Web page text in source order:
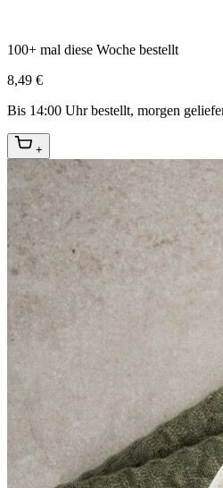
100+ mal diese Woche bestellt
8,49 €
Bis 14:00 Uhr bestellt, morgen
+